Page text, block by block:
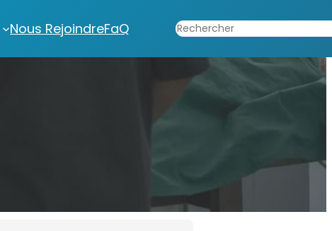
Nous RejoindreFaQ Rechercher